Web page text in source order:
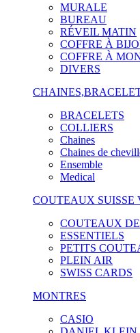
MURALE
BUREAU
RÉVEIL MATIN
COFFRE À
COFFRE À
DIVERS
BRACELETS
COLLIERS
Chaines
Chaines de
Ensemble
Medical
COUTEAUX SUISSE
COUTEAUX
ESSENTIELS
PETITS
PLEIN AIR
SWISS CARDS
MONTRES
CASIO